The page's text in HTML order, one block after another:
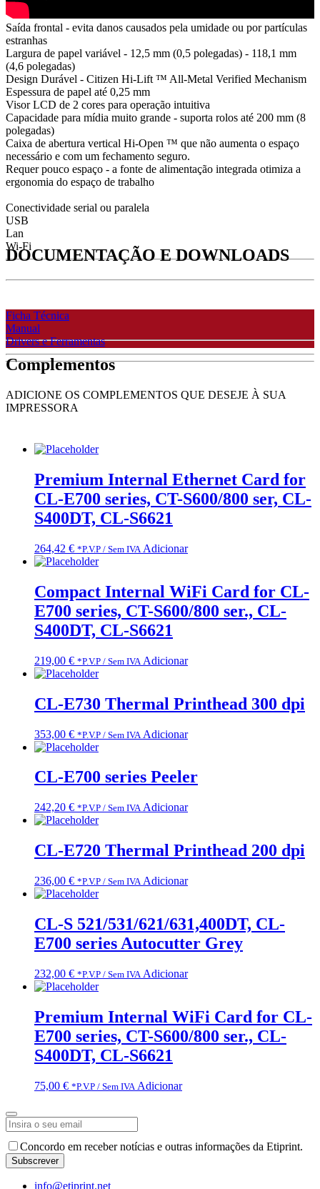
Saída frontal - evita danos causados pela umidade ou por partículas
estranhas
Largura de papel variável - 12,5 mm (0,5 polegadas) - 118,1 mm
(4,6 polegadas)
Design Durável - Citizen Hi-Lift ™ All-Metal Verified Mechanism
Espessura de papel até 0,25 mm
Visor LCD de 2 cores para operação intuitiva
Capacidade para mídia muito grande - suporta rolos até 200 mm (8
polegadas)
Caixa de abertura vertical Hi-Open ™ que não aumenta o espaço
necessário e com um fechamento seguro.
Requer pouco espaço - a fonte de alimentação integrada otimiza a
ergonomia do espaço de trabalho
Conectividade serial ou paralela
USB
Lan
Wi-Fi
DOCUMENTAÇÃO E DOWNLOADS
Ficha Técnica
Manual
Drivers e Ferramentas
Complementos
ADICIONE OS COMPLEMENTOS QUE DESEJE À SUA
IMPRESSORA
Premium Internal Ethernet Card for
CL-E700 series, CT-S600/800 ser, CL-
S400DT, CL-S6621
264,42 € *P.V.P / Sem IVA Adicionar
Compact Internal WiFi Card for CL-
E700 series, CT-S600/800 ser., CL-
S400DT, CL-S6621
219,00 € *P.V.P / Sem IVA Adicionar
CL-E730 Thermal Printhead 300 dpi
353,00 € *P.V.P / Sem IVA Adicionar
CL-E700 series Peeler
242,20 € *P.V.P / Sem IVA Adicionar
CL-E720 Thermal Printhead 200 dpi
236,00 € *P.V.P / Sem IVA Adicionar
CL-S 521/531/621/631,400DT, CL-
E700 series Autocutter Grey
232,00 € *P.V.P / Sem IVA Adicionar
Premium Internal WiFi Card for CL-
E700 series, CT-S600/800 ser., CL-
S400DT, CL-S6621
75,00 € *P.V.P / Sem IVA Adicionar
Email *
Concordo em receber notícias e outras informações da Etiprint.
Subscrever
info@etiprint.net